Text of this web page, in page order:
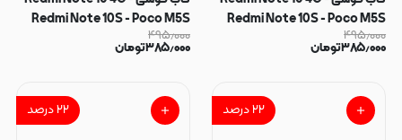
Redmi Note 10S - Poco M5S
دور مات دکمه کرومی طرح قلب و
۴۹۵٫۰۰۰
۳۸۵٫۰۰۰تومان
Redmi Note 10S - Poco M5S
دور مات دکمه کرومی طرح قلب و
۴۹۵٫۰۰۰
۳۸۵٫۰۰۰تومان
۲۲درصد ۲۲درصد